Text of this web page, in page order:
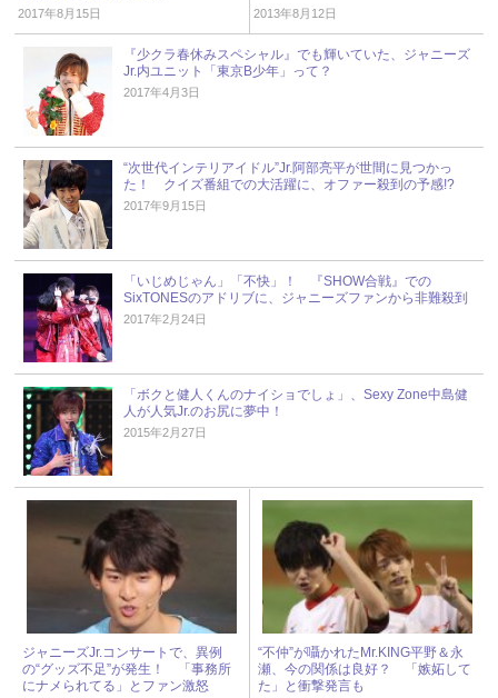
2017年8月15日 2013年8月12日
『少クラ春休みスペシャル』でも輝いていた、ジャニーズ
Jr.内ユニット「東京B少年」って？
2017年4月3日
“次世代インテリアイドル”Jr.阿部亮平が世間に見つかっ
た！ クイズ番組での大活躍に、オファー殺到の予感!?
2017年9月15日
「いじめじゃん」「不快」！ 『SHOW合戦』での
SixTONESのアドリブに、ジャニーズファンから非難殺到
2017年2月24日
「ボクと健人くんのナイショでしょ」、Sexy Zone中島健
人が人気Jr.のお尻に夢中！
2015年2月27日
ジャニーズJr.コンサートで、異例
の“グッズ不足”が発生！ 「事務所
にナメられてる」とファン激怒
“不仲”が囁かれたMr.KING平野＆永
瀬、今の関係は良好？ 「嫉妬して
た」と衝撃発言も